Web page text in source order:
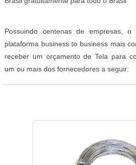
Possuindo centenas de empresas,
plataforma business to business mais
receber um orçamento de Tela para
um ou mais dos fornecedores a seguir: